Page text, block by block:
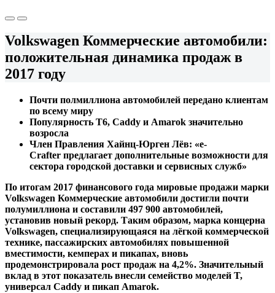
Volkswagen Коммерческие автомобили:
положительная динамика продаж в
2017 году
Почти полмиллиона автомобилей передано клиентам
по всему миру
Популярность T6, Caddy и Amarok значительно
возросла
Член Правления Хайнц-Юрген Лёв: «e-
Crafter предлагает дополнительные возможности для
сектора городской доставки и сервисных служб»
По итогам 2017 финансового года мировые продажи марки
Volkswagen Коммерческие автомобили достигли почти
полумиллиона и составили 497 900 автомобилей,
установив новый рекорд. Таким образом, марка концерна
Volkswagen, специализирующаяся на лёгкой коммерческой
технике, пассажирских автомобилях повышенной
вместимости, кемперах и пикапах, вновь
продемонстрировала рост продаж на 4,2%. Значительный
вклад в этот показатель внесли семейство моделей T,
универсал Caddy и пикап Amarok.